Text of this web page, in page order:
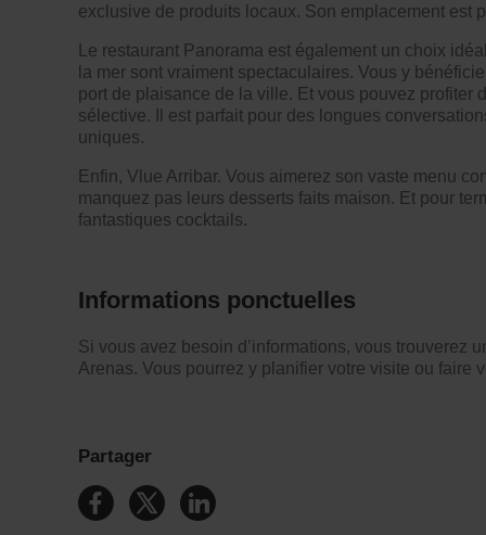
exclusive de produits locaux. Son emplacement est
Le restaurant Panorama est également un choix
la mer sont vraiment spectaculaires. Vous y
port de plaisance de la ville. Et vous pouvez profiter
sélective. Il est parfait pour des longues
uniques.
Enfin, Vlue Arribar. Vous aimerez son vaste menu
manquez pas leurs desserts faits maison. Et pour
fantastiques cocktails.
Informations ponctuelles
Si vous avez besoin d’informations, vous trouverez
Arenas. Vous pourrez y planifier votre visite ou faire
Partager